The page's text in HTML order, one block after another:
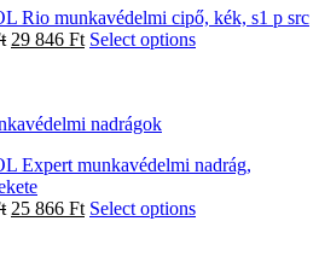
Rio munkavédelmi cipő, kék, s1 p src
29 846 Ft Select options
nadrágok
Expert munkavédelmi nadrág,
25 866 Ft Select options